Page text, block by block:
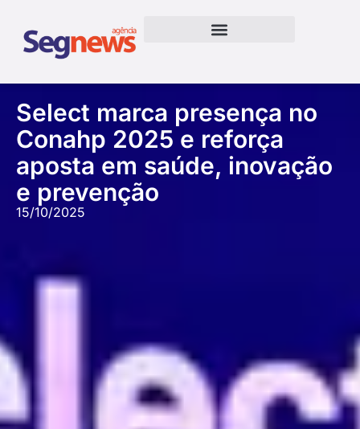
Select marca presença no
Conahp 2025 e reforça
aposta em saúde, inovação
e prevenção
15/10/2025